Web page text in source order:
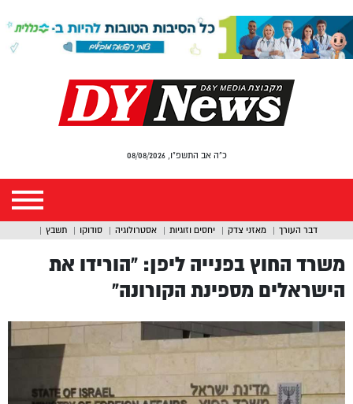
כ"ה אב התשפ"ו, 08/08/2026
דבר העורך מאזני צדק יחסים וזוגיות אסטרולוגיה סודוקו תשבץ
משרד החוץ בפנייה ליפן: “הורידו את
הישראלים מספינת הקורונה”